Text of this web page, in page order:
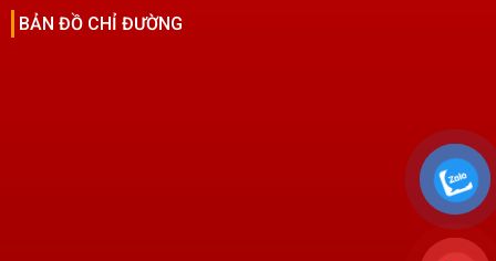
BẢN ĐỒ CHỈ ĐƯỜNG